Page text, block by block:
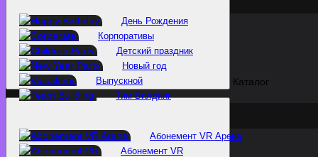
Каталог
День Рождения
Корпоративы
Детский праздник
Новый год
Выпускной
Тим Билдинг
Абонемент VR Арена
Абонемент VR